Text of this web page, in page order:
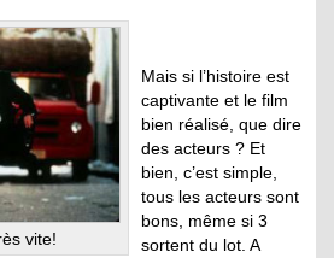
vite!
Mais si l’histoire est
captivante et le film
bien réalisé, que dire
des acteurs ? Et
bien, c’est simple,
tous les acteurs sont
bons, même si 3
sortent du lot. A